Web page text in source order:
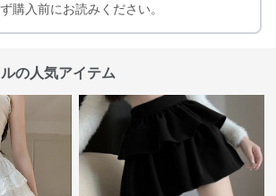
購入前にお読みください。
の人気アイテム